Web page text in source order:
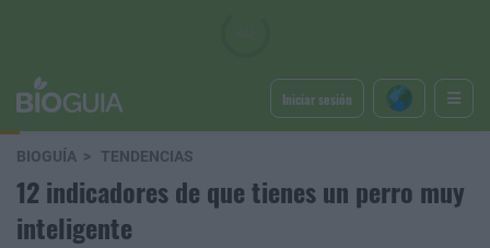
Iniciar sesión
BIOGUÍA TENDENCIAS
12 indicadores de que tienes un perro muy
inteligente